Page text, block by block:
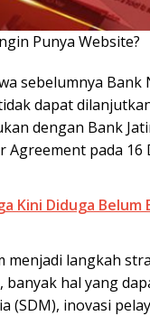
Punya Website?
sebelumnya
dapat
dengan Bank
pada 16
Kini Diduga Belum
menjadi langkah
banyak hal yang
(SDM), inovasi